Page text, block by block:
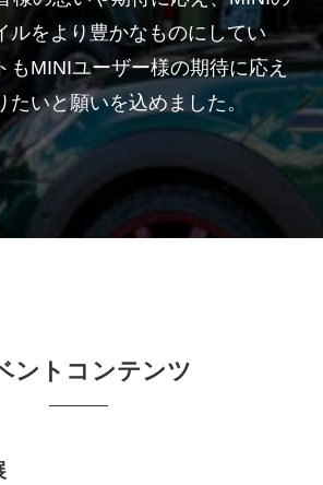
ルをより豊かなものにしてい
もMINIユーザー様の期待に応え
たいと願いを込めました。
ントコンテンツ